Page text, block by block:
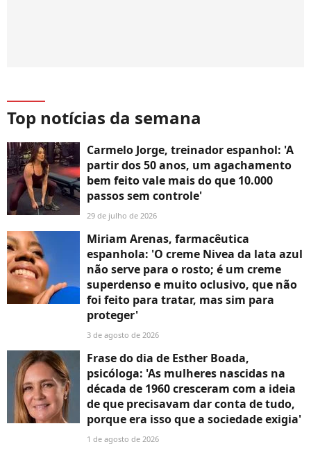
Top notícias da semana
Carmelo Jorge, treinador espanhol: 'A
partir dos 50 anos, um agachamento
bem feito vale mais do que 10.000
passos sem controle'
29 de julho de 2026
Miriam Arenas, farmacêutica
espanhola: 'O creme Nivea da lata azul
não serve para o rosto; é um creme
superdenso e muito oclusivo, que não
foi feito para tratar, mas sim para
proteger'
3 de agosto de 2026
Frase do dia de Esther Boada,
psicóloga: 'As mulheres nascidas na
década de 1960 cresceram com a ideia
de que precisavam dar conta de tudo,
porque era isso que a sociedade exigia'
1 de agosto de 2026